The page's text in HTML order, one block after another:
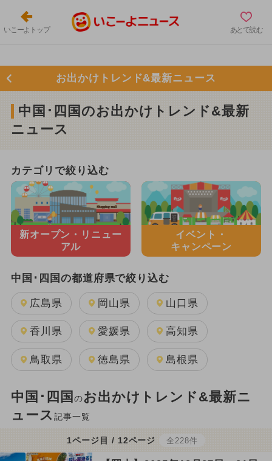
いこーよトップ あとで読む
お出かけトレンド&最新ニュース
中国･四国のお出かけトレンド&最新
ニュース
カテゴリで絞り込む
新オープン・ リニュー
アル
イベント・
キャンペーン
中国･四国の都道府県で絞り込む
広島県 岡山県 山口県
香川県 愛媛県 高知県
鳥取県 徳島県 島根県
中国･四国 のお出かけトレンド&最新ニ
ュース 記事一覧
1ページ目 / 12ページ 全228件